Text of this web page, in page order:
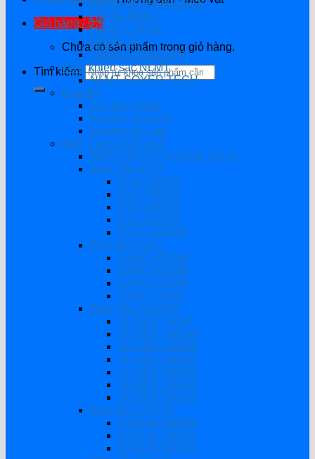
Giỏ hàng /0₫
Chưa có sản phẩm trong giỏ hàng.
Tìm kiếm:
HÃNG ASTRONERGY
HÃNG JINKO
HÃNG LONGI
HÃNG JA
HÃNG CANADIAN
Điều khiển sạc NLMT
NLMT SOYER TECH
Inverter
Inverter hybrid
Inverter hòa lưới
Inverter độc lập
Biến Tần On/Off Grid
BIẾN TẦN ST-SOYER TECH
Biến Tần EVO
EVO 1600W
EVO 3000W
EVO 4200W
EVO 6200W
EVO 10200W
Biến tần SaKo
SAKO 3000W
SAKO 4200W
SAKO 6200W
SAKO 11KW
Biến Tần SUOER
SUOER 500W
SUOER 1000W
SUOER 1500W
SUOER 2000W
SUOER 3000W
SUOER 3200W
SUOER 5000W
Biến tần EASUN
EASUN 3000W
EASUN 3800W
EASUN 6200W